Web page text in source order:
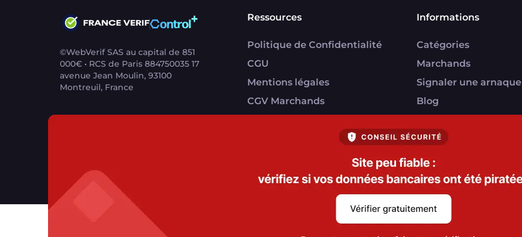
©WebVerif SAS au capital de 851
000€ • RCS de Paris 884750035 17
avenue Jean Moulin, 93100
Montreuil, France
Ressources
Politique de Confidentialité
CGU
Mentions légales
CGV Marchands
Informations
Catégories
Marchands
Signaler une arnaque
Blog